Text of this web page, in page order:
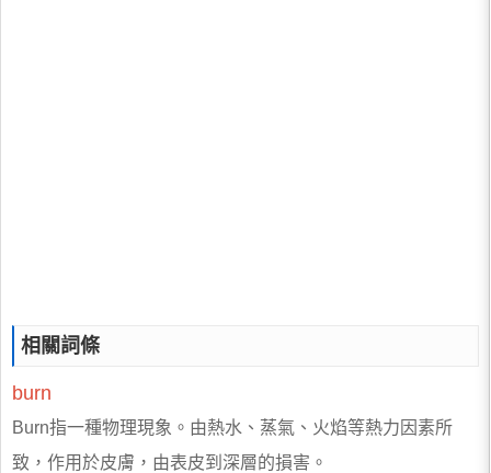
相關詞條
burn
Burn指一種物理現象。由熱水、蒸氣、火焰等熱力因素所
致，作用於皮膚，由表皮到深層的損害。